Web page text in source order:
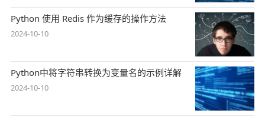
Python 使用 Redis 作为缓存的操作方法
2024-10-10
Python中将字符串转换为变量名的示例详解
2024-10-10